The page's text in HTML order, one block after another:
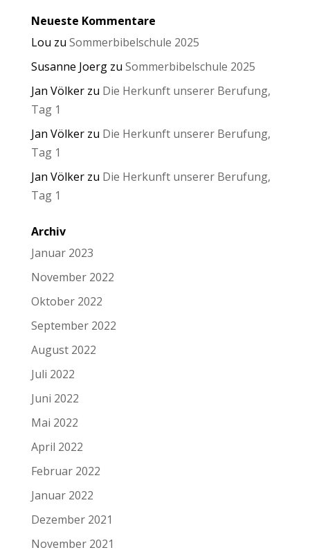
Neueste Kommentare
Lou zu Sommerbibelschule 2025
Susanne Joergzu Sommerbibelschule 2025
Jan Völkerzu Die Herkunft unserer Berufung,
Tag 1
Jan Völkerzu Die Herkunft unserer Berufung,
Tag 1
Jan Völkerzu Die Herkunft unserer Berufung,
Tag 1
Archiv
Januar 2023
November 2022
Oktober 2022
September 2022
August 2022
Juli 2022
Juni 2022
Mai 2022
April 2022
Februar 2022
Januar 2022
Dezember 2021
November 2021